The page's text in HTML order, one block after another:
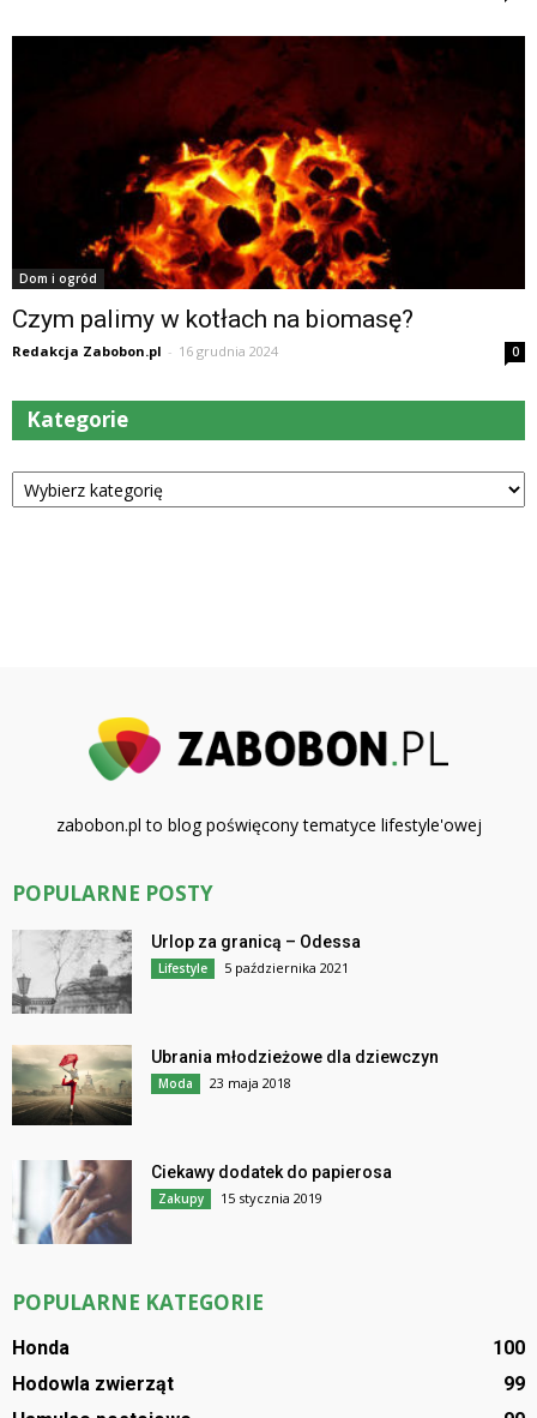
Dom i ogród
Czym palimy w kotłach na biomasę?
Redakcja Zabobon.pl - 16 grudnia 2024 0
Kategorie
Kategorie
zabobon.pl to blog poświęcony tematyce lifestyle'owej
POPULARNE POSTY
Urlop za granicą – Odessa
Lifestyle 5 października 2021
Ubrania młodzieżowe dla dziewczyn
Moda 23 maja 2018
Ciekawy dodatek do papierosa
Zakupy 15 stycznia 2019
POPULARNE KATEGORIE
Honda
100
Hodowla zwierząt
99